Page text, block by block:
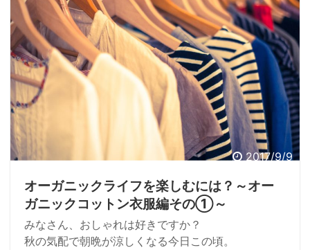
の動植物、
全ての命が繋がっていることに気がつきます。
2017/9/9
オーガニックライフを楽しむには？～オー
ガニックコットン衣服編その①～
みなさん、おしゃれは好きですか？
秋の気配で朝晩が涼しくなる今日この頃。